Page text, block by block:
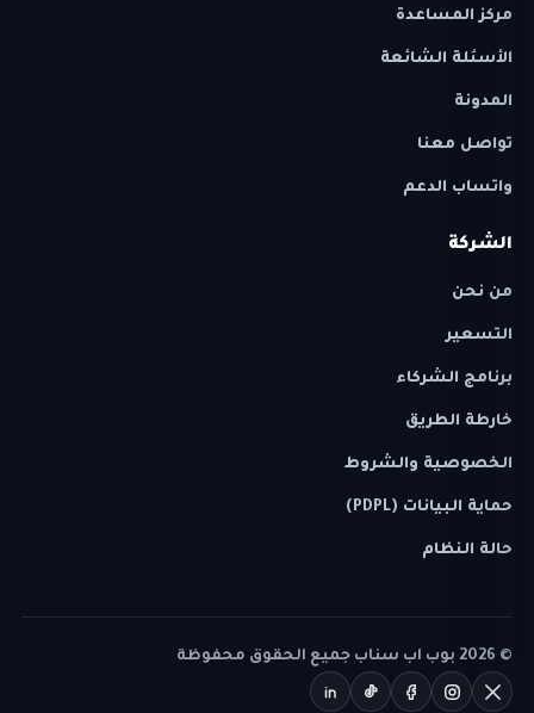
مركز المساعدة
الأسئلة الشائعة
المدونة
تواصل معنا
واتساب الدعم
الشركة
من نحن
التسعير
برنامج الشركاء
خارطة الطريق
الخصوصية والشروط
حماية البيانات (PDPL)
حالة النظام
©
2026 بوب اب سناب جميع الحقوق محفوظة